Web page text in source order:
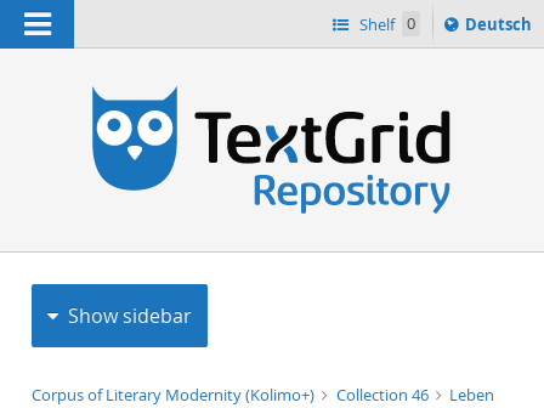
Navigation Shelf 0
Sprache
ï¿½ndern
Deutsch
Show sidebar
Corpus of Literary Modernity (Kolimo+) Collection 46
Leben